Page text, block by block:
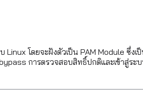
โดยจะฝังตัวเป็น PAM Module ซึ่
การตรวจสอบสิทธิ์ปกติและเข้าสู่ระ